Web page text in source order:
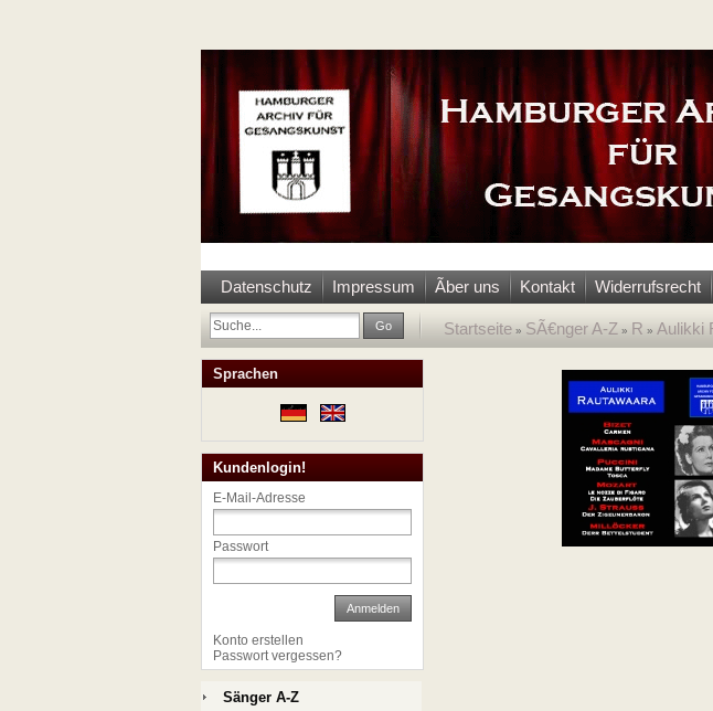
Datenschutz Impressum Ãber uns Kontakt Widerrufsrecht
Go Startseite » SÃ€nger A-Z » R » Aulikki
Sprachen
Kundenlogin!
E-Mail-Adresse
Passwort
Anmelden
Konto erstellen
Passwort vergessen?
Sänger A-Z